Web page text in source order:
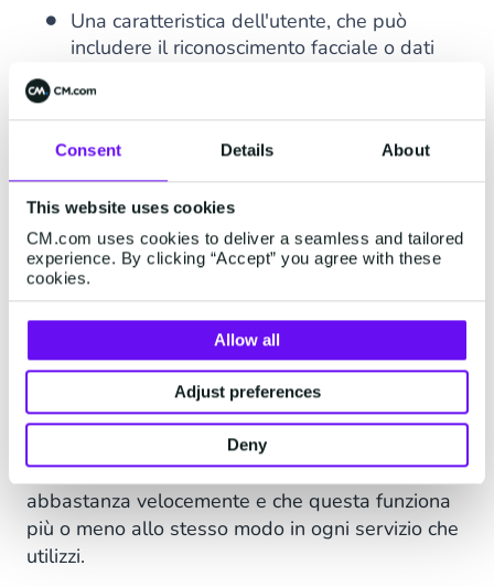
Consent Details About
This website uses cookies
CM.com uses cookies to deliver a seamless and tailored
experience. By clicking “Accept” you agree with these
cookies.
Allow all
Adjust preferences
Deny
Una caratteristica dell'utente, che può
includere il riconoscimento facciale o dati
Secondo Microsoft, il 99,9% dei cyber attacchi
può essere evitato con l'autenticazione a più
fattori. Aggiungendo un altro livello di sicurezza
con la 2FA, le aziende possono proteggere i dati
privati con qualcosa in più rispetto ad un nome
utente e una password tradizionali.
Come funziona
l'autenticazione a due
fattori?
La buona notizia è che puoi abilitare la 2FA
abbastanza velocemente e che questa funziona
più o meno allo stesso modo in ogni servizio che
utilizzi.